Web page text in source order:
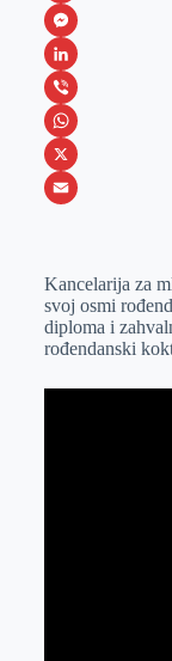
F
a
c
e
b
o
M
e
s
s
e
e
r
L
i
n
k
I
n
V
i
b
W
h
s
A
p
p
X
a
i
l
Kancelarija za
svoj osmi
diploma i
rođendanski